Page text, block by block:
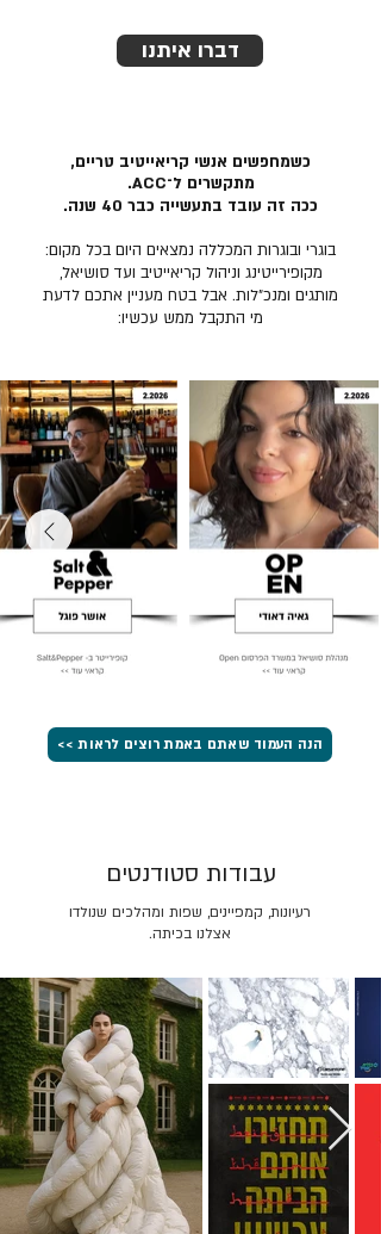
דברו איתנו
כשמחפשים אנשי קריאייטיב טריים,
מתקשרים ל־ACC.
ככה זה עובד בתעשייה כבר 40 שנה.
בוגרי ובוגרות המכללה נמצאים היום בכל מקום:
מקופירייטינג וניהול קריאייטיב ועד סושיאל,
מותגים ומנכ״לות. אבל בטח מעניין אתכם לדעת
מי התקבל ממש עכשיו:
הנה העמוד שאתם באמת רוצים לראות >>
רעיונות, קמפיינים, שפות ומהלכים שנולדו
אצלנו בכיתה.
עבודות סטודנטים